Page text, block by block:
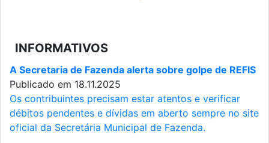
INFORMATIVOS
A Secretaria de Fazenda alerta sobre golpe de REFIS
Publicado em 18.11.2025
Os contribuintes precisam estar atentos e verificar
débitos pendentes e dívidas em aberto sempre no site
oficial da Secretária Municipal de Fazenda.